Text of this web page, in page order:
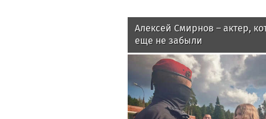
Алексей Смирнов – актер,
еще не забыли